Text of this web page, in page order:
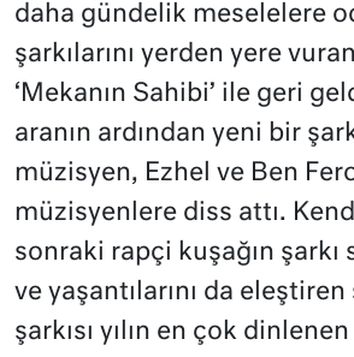
daha gündelik meselelere
şarkılarını yerden yere
‘Mekanın Sahibi’ ile geri
aranın ardından yeni bir
müzisyen, Ezhel ve Ben
müzisyenlere diss attı.
sonraki rapçi kuşağın
ve yaşantılarını da eleştiren
şarkısı yılın en çok dinlenen